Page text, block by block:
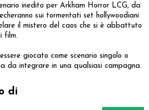
inedito per Arkham Horror LCG, da
sui tormentati set hollywoodiani
il mistero del caos che si è abbattuto
film.
giocato come scenario singolo o
da integrare in una qualsiasi campagna.
di